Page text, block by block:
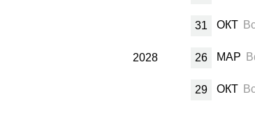
31 ОКТ
2028 26 МАР
29 ОКТ